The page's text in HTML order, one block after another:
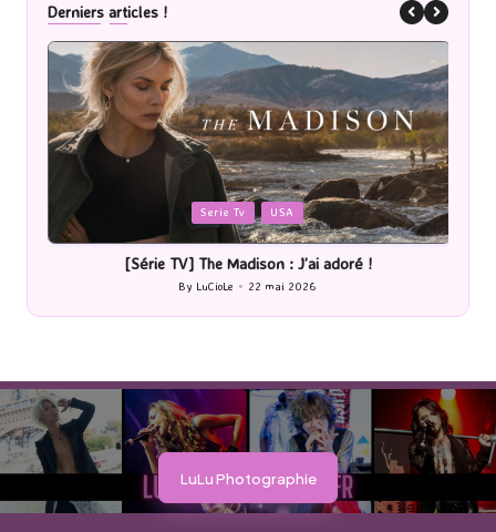
Derniers articles !
Posted
in
Romans
[Lecture] La femme de ménage : J’ai sauté le pas !
Posted
by
By LuCioLe 20 mai 2026
LuLu Photographie